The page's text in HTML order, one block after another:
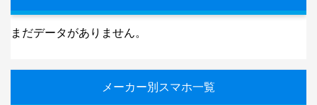
まだデータがありません。
メーカー別スマホ一覧